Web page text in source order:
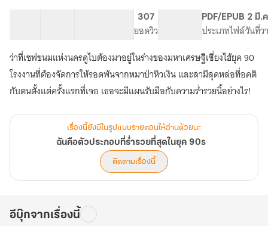
1
คือ
ตัวประกอบ
ที่
ร่ำรวย
ที่สุด
ใน
ยุค
90s
307
ยอดวิว
PDF/EPUB
ประเภทไฟล์
2 มี.
วันที่ว
ว่าที่เชฟขนมแห่งนครดูไบต้องมาอยู่ในร่างของมหาเศรษฐีเซี่ยงไฮ้ยุค 90
โรงงานที่ต้องจัดการให้รอดพ้นจากหมาป่าหิวเงิน และสามีสุดหล่อที่อคติ
กับตนตั้งแต่ครั้งแรกที่เจอ เธอจะมีแผนรับมือกับความร่ำรวยนี้อย่างไร!
เรื่องนี้ยังมีในรูปแบบรายตอนให้อ่านด้วยนะ
ฉันคือตัวประกอบที่ร่ำรวยที่สุดในยุค 90s
ติดตามเรื่องนี้
อีบุ๊กจากเรื่องนี้